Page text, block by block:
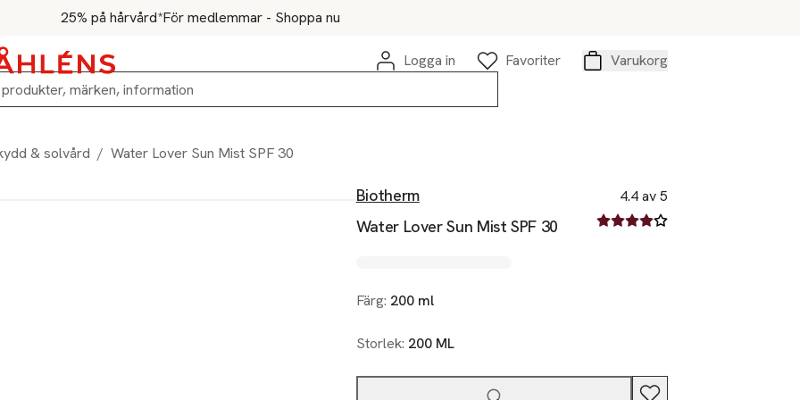
25% på hårvård*För medlemmar - Shoppa nu
Logga in
Favoriter
Varukorg
& solvård / Water Lover Sun Mist SPF 30
Biotherm
Water Lover Sun Mist SPF 30
4.4 av 5
4.4 av fem stjärnor
Färg: 200 ml
Storlek: 200 ML